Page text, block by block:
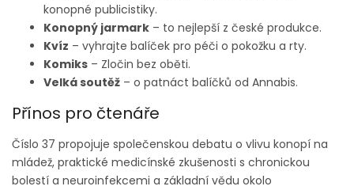
konopné publicistiky.
Konopný jarmark – to nejlepší z české produkce.
Kvíz – vyhrajte balíček pro péči o pokožku a rty.
Komiks – Zločin bez oběti.
Velká soutěž – o patnáct balíčků od Annabis.
Přínos pro čtenáře
Číslo 37 propojuje společenskou debatu o vlivu konopí na
mládež, praktické medicínské zkušenosti s chronickou
bolestí a neuroinfekcemi a základní vědu okolo